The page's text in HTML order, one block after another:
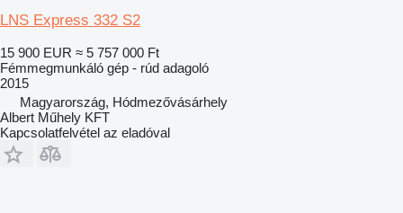
LNS Express 332 S2
15 900 EUR ≈ 5 757 000 Ft
Fémmegmunkáló gép - rúd adagoló
2015
Magyarország, Hódmezővásárhely
Albert Műhely KFT
Kapcsolatfelvétel az eladóval